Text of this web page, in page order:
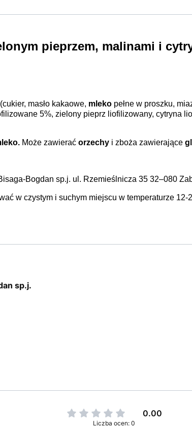
pieprzem, malinami i
masło kakaowe, mlekopełne w proszku,
5%, zielony pieprz liofilizowany, cytryna
Może zawieraćorzechy i zboża zawierające
Bogdan sp.j. ul. Rzemieślnicza 35 32–080
w czystym i suchym miejscu w temperaturze
sp.j.
0.00
Liczba ocen: 0